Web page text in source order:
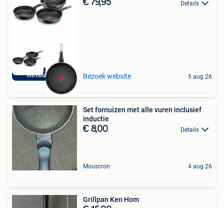
Retourdeal
€ 79,95 Details
Bezoek website 5 aug 26
Set fornuizen met alle vuren inclusief
inductie
€ 8,00 Details
Mouscron 4 aug 26
Grillpan Ken Hom